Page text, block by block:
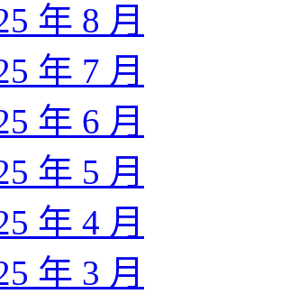
年 8 月
年 7 月
年 6 月
年 5 月
年 4 月
年 3 月